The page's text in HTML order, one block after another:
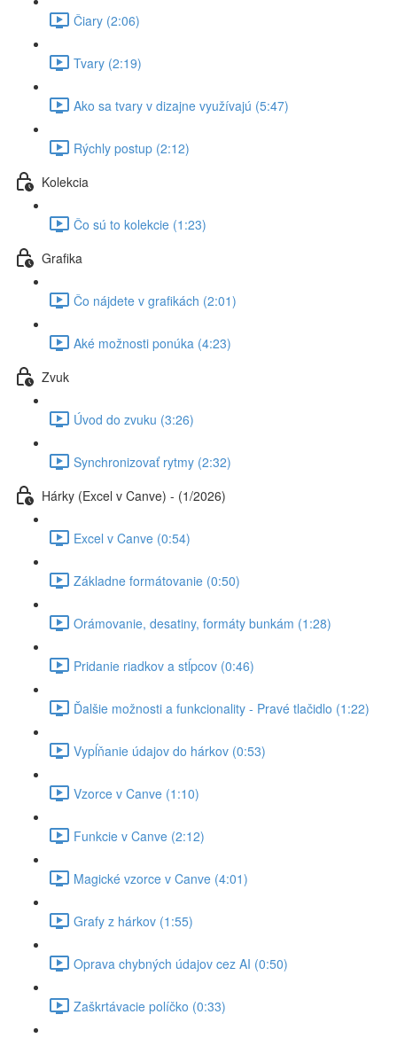
Čiary (2:06)
Tvary (2:19)
Ako sa tvary v dizajne využívajú (5:47)
Rýchly postup (2:12)
Kolekcia
Čo sú to kolekcie (1:23)
Grafika
Čo nájdete v grafikách (2:01)
Aké možnosti ponúka (4:23)
Zvuk
Úvod do zvuku (3:26)
Synchronizovať rytmy (2:32)
Hárky (Excel v Canve) - (1/2026)
Excel v Canve (0:54)
Základne formátovanie (0:50)
Orámovanie, desatiny, formáty bunkám (1:28)
Pridanie riadkov a stĺpcov (0:46)
Ďalšie možnosti a funkcionality - Pravé tlačidlo (1:22)
Vypĺňanie údajov do hárkov (0:53)
Vzorce v Canve (1:10)
Funkcie v Canve (2:12)
Magické vzorce v Canve (4:01)
Grafy z hárkov (1:55)
Oprava chybných údajov cez AI (0:50)
Zaškrtávacie políčko (0:33)